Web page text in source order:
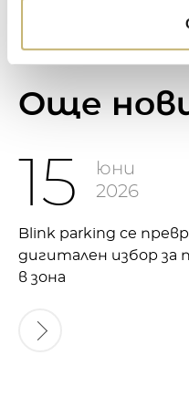
Oще
15
юни
2026
Blink parking се
дигитален избор за
в зона